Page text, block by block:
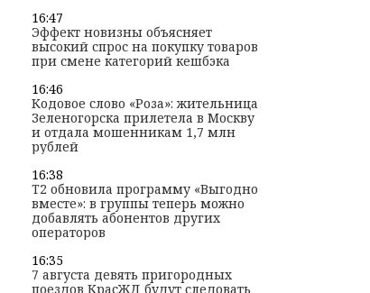
16:47
Эффект новизны объясняет
высокий спрос на покупку товаров
при смене категорий кешбэка
16:46
Кодовое слово «Роза»: жительница
Зеленогорска прилетела в Москву
и отдала мошенникам 1,7 млн
рублей
16:38
T2 обновила программу «Выгодно
вместе»: в группы теперь можно
добавлять абонентов других
операторов
16:35
7 августа девять пригородных
поездов КрасЖД будут следовать